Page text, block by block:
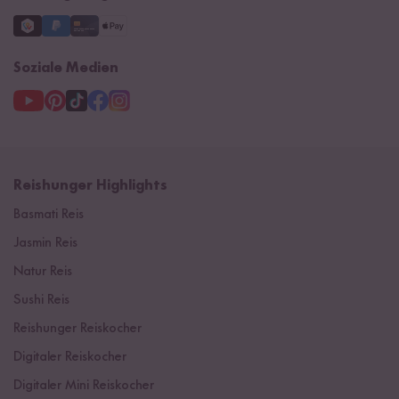
Soziale Medien
Reishunger Highlights
Basmati Reis
Jasmin Reis
Natur Reis
Sushi Reis
Reishunger Reiskocher
Digitaler Reiskocher
Digitaler Mini Reiskocher